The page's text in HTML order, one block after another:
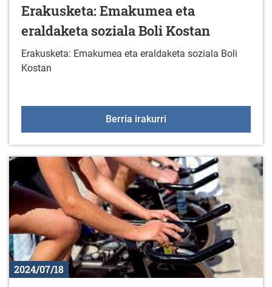
Erakusketa: Emakumea eta
eraldaketa soziala Boli Kostan
Erakusketa: Emakumea eta eraldaketa soziala Boli
Kostan
Berria irakurri
2024/07/18